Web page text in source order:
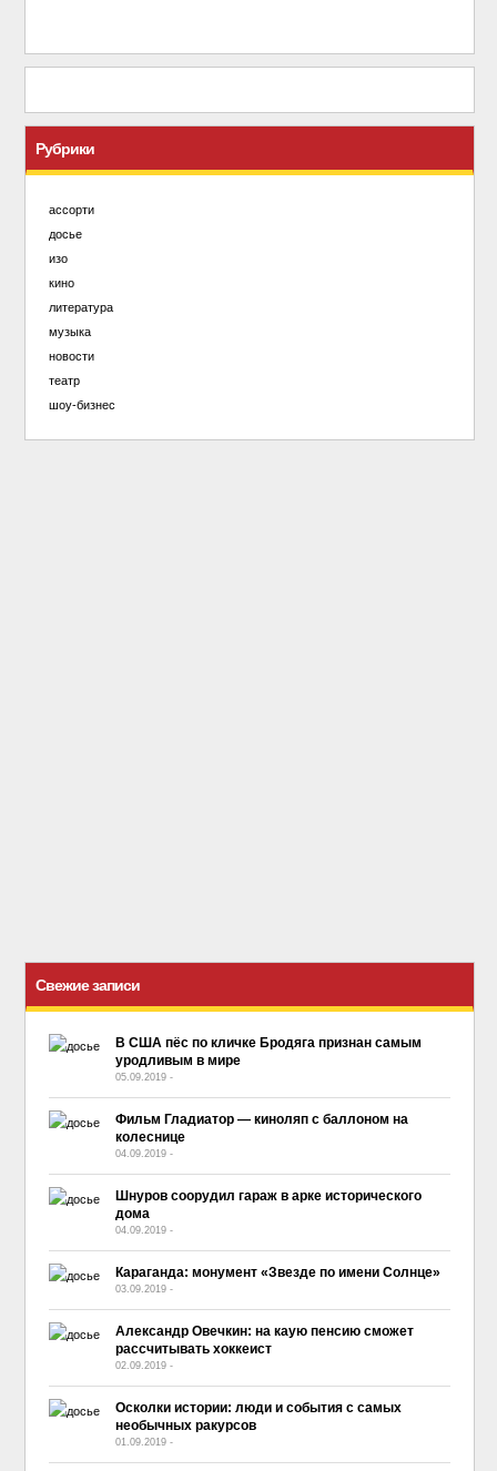
Рубрики
ассорти
досье
изо
кино
литература
музыка
новости
театр
шоу-бизнес
Свежие записи
В США пёс по кличке Бродяга признан самым
уродливым в мире
05.09.2019 -
Фильм Гладиатор — киноляп с баллоном на
колеснице
04.09.2019 -
Шнуров соорудил гараж в арке исторического
дома
04.09.2019 -
Караганда: монумент «Звезде по имени Солнце»
03.09.2019 -
Александр Овечкин: на каую пенсию сможет
рассчитывать хоккеист
02.09.2019 -
Осколки истории: люди и события с самых
необычных ракурсов
01.09.2019 -